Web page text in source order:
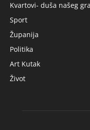
Kvartovi- duša našeg
Sport
Županija
Politika
Art Kutak
Život